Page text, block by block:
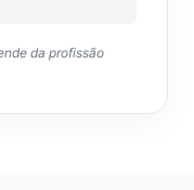
da profissão